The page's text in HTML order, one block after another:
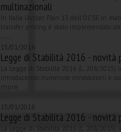
multinazionali
In Italia l’Action Plan 13 dell’OCSE in
transfer pricing è stato implementato con
15/01/2016
Legge di Stabilità 2016 - novità
La Legge di Stabilità 2016 (L. 208/2015)
introducendo numerose innovazioni e
more
15/01/2016
Legge di Stabilità 2016 - novità